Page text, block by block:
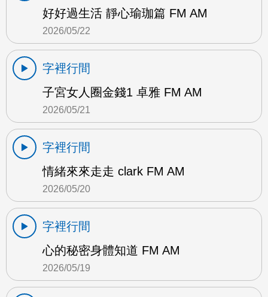
好好過生活 靜心瑜珈篇 FM AM
2026/05/22
字裡行間
子宮女人圈金錢1 卓雅 FM AM
2026/05/21
字裡行間
情緒來來走走 clark FM AM
2026/05/20
字裡行間
心的秘密身體知道 FM AM
2026/05/19